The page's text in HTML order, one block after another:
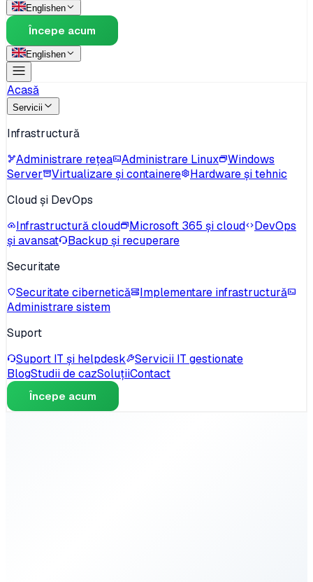
Englishen
Începe acum
Englishen
Acasă
Servicii
Infrastructură
Administrare rețea
Administrare Linux
Windows
Server
Virtualizare și containere
Hardware și tehnic
Cloud și DevOps
Infrastructură cloud
Microsoft 365 și cloud
DevOps
și avansat
Backup și recuperare
Securitate
Securitate cibernetică
Implementare infrastructură
Administrare sistem
Suport
Suport IT și helpdesk
Servicii IT gestionate
BlogStudii de cazSoluțiiContact
Începe acum